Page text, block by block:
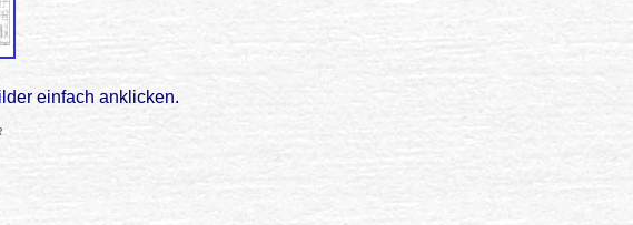
einfach anklicken.